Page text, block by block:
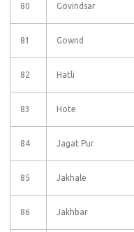
80 Govindsar
81 Gownd
82 Hatli
83 Hote
84 Jagat Pur
85 Jakhale
86 Jakhbar